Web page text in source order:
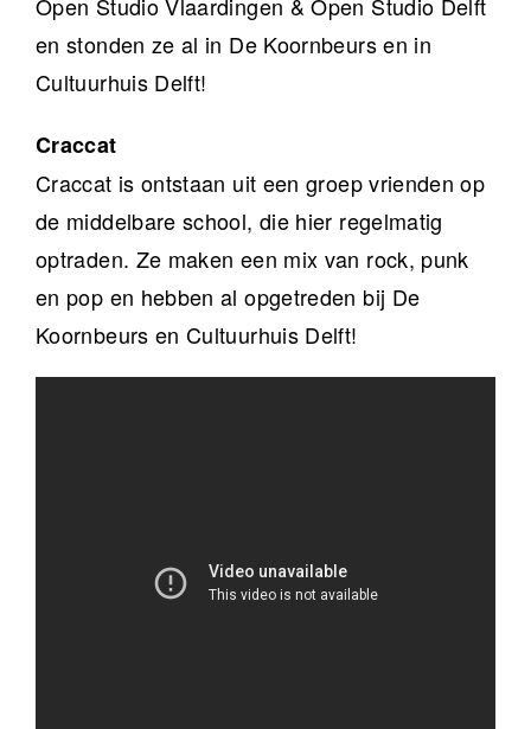
en stonden ze al in De Koornbeurs en in
Cultuurhuis Delft!
Craccat
Craccat is ontstaan uit een groep vrienden op
de middelbare school, die hier regelmatig
optraden. Ze maken een mix van rock, punk
en pop en hebben al opgetreden bij De
Koornbeurs en Cultuurhuis Delft!